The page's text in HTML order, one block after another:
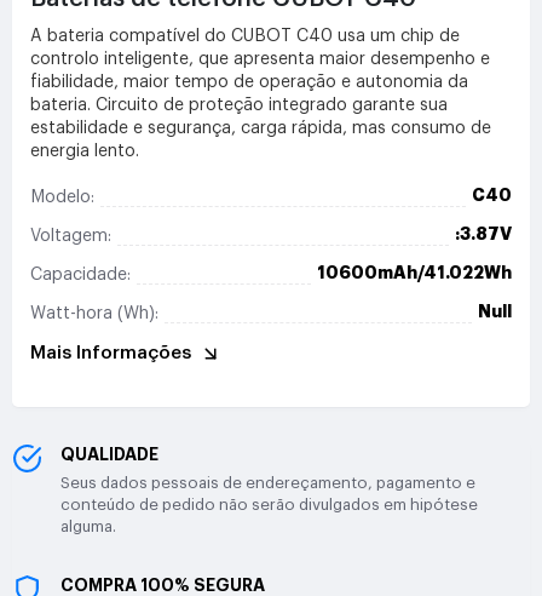
A bateria compatível do CUBOT C40 usa um chip de
controlo inteligente, que apresenta maior desempenho e
fiabilidade, maior tempo de operação e autonomia da
bateria. Circuito de proteção integrado garante sua
estabilidade e segurança, carga rápida, mas consumo de
energia lento.
Modelo: C40
Voltagem: :3.87V
Capacidade: 10600mAh/41.022Wh
Watt-hora (Wh): Null
Mais Informações
QUALIDADE
Seus dados pessoais de endereçamento, pagamento e
conteúdo de pedido não serão divulgados em hipótese
alguma.
COMPRA 100% SEGURA